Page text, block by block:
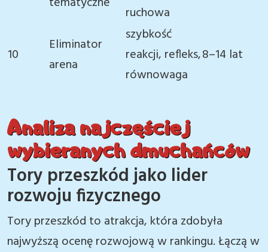
ruchowa
10
Eliminator
arena
szybkość
reakcji, refleks,
równowaga
8–14 lat
Analiza najczęściej
wybieranych dmuchańców
Tory przeszkód jako lider
rozwoju fizycznego
Tory przeszkód to atrakcja, która zdobyła
najwyższą ocenę rozwojową w rankingu. Łączą w